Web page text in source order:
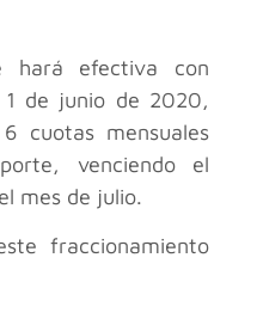
hará efectiva con
1 de junio de 2020,
cuotas mensuales
venciendo el
mes de julio.
fraccionamiento